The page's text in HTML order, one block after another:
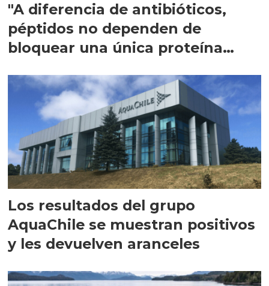
"A diferencia de antibióticos,
péptidos no dependen de
bloquear una única proteína
Los resultados del grupo
AquaChile se muestran positivos
y les devuelven aranceles